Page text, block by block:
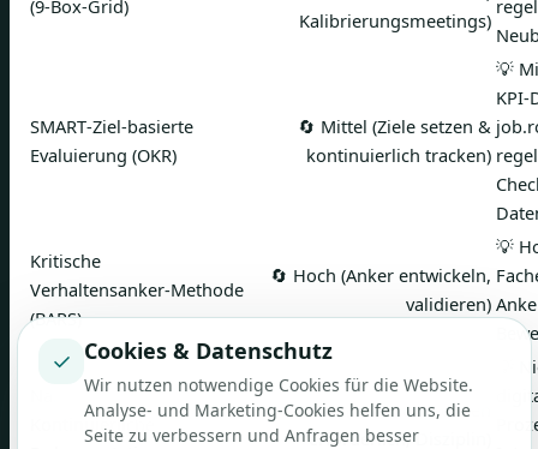
(9‑Box‑Grid)
Kalibrierungsmeetings)
SMART‑Ziel‑basierte
Evaluierung (OKR)
🔄 Mittel (Ziele setzen &
kontinuierlich tracken)
💡
Kritische
Verhaltensanker‑Methode
(BARS)
🔄 Hoch (Anker entwickeln,
validieren)
💡
Narrative /
Kontinuierliche
🔄 Mittel (laufende Notizen
erforderlich; Disziplin)
💡
✓ Cookies & Datenschutz
Wir nutzen notwendige Cookies für die Website.
Analyse- und Marketing-Cookies helfen uns, die
Seite zu verbessern und Anfragen besser